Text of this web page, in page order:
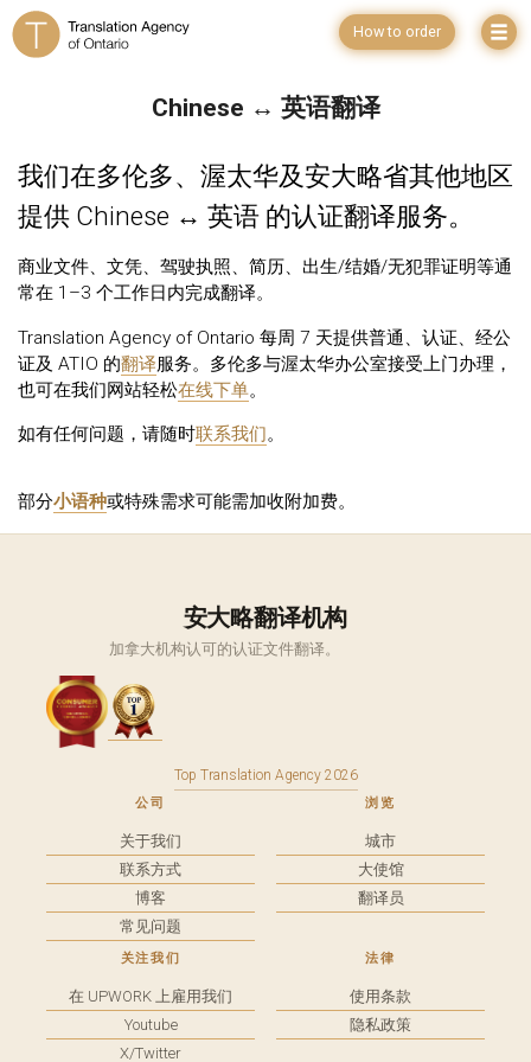
How to order
Chinese ↔ 英语翻译
我们在多伦多、渥太华及安大略省其他地区
提供 Chinese ↔ 英语 的认证翻译服务。
商业文件、文凭、驾驶执照、简历、出生/结婚/无犯罪证明等通
常在 1–3 个工作日内完成翻译。
Translation Agency of Ontario 每周 7 天提供普通、认证、经公
证及 ATIO 的翻译服务。多伦多与渥太华办公室接受上门办理，
也可在我们网站轻松在线下单。
如有任何问题，请随时联系我们。
部分小语种或特殊需求可能需加收附加费。
安大略翻译机构
加拿大机构认可的认证文件翻译。
Top Translation Agency 2026
公司
关于我们
联系方式
博客
常见问题
浏览
城市
大使馆
翻译员
关注我们
在 UPWORK 上雇用我们
Youtube
X/Twitter
法律
使用条款
隐私政策